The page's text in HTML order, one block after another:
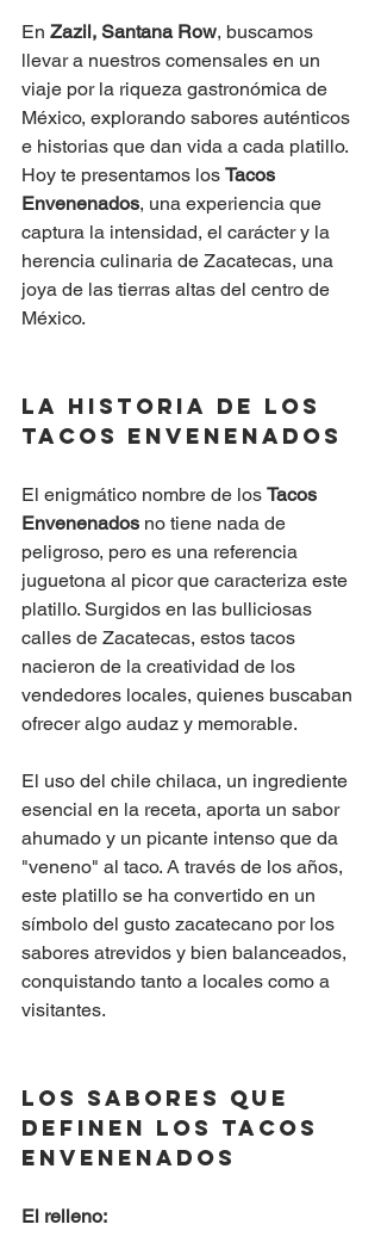
En Zazil, Santana Row, buscamos
llevar a nuestros comensales en un
viaje por la riqueza gastronómica de
México, explorando sabores auténticos
e historias que dan vida a cada platillo.
Hoy te presentamos los Tacos
Envenenados, una experiencia que
captura la intensidad, el carácter y la
herencia culinaria de Zacatecas, una
joya de las tierras altas del centro de
México.
La Historia de los
Tacos Envenenados
El enigmático nombre de los Tacos
Envenenados no tiene nada de
peligroso, pero es una referencia
juguetona al picor que caracteriza este
platillo. Surgidos en las bulliciosas
calles de Zacatecas, estos tacos
nacieron de la creatividad de los
vendedores locales, quienes buscaban
ofrecer algo audaz y memorable.
El uso del chile chilaca, un ingrediente
esencial en la receta, aporta un sabor
ahumado y un picante intenso que da
"veneno" al taco. A través de los años,
este platillo se ha convertido en un
símbolo del gusto zacatecano por los
sabores atrevidos y bien balanceados,
conquistando tanto a locales como a
visitantes.
Los Sabores que
Definen los Tacos
Envenenados
El relleno: